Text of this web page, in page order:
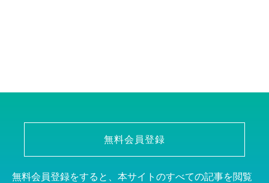
無料会員登録
無料会員登録をすると、本サイトのすべての記事を閲覧